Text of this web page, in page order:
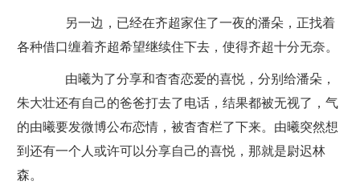
另一边，已经在齐超家住了一夜的潘朵，正找着
各种借口缠着齐超希望继续住下去，使得齐超十分无奈。
由曦为了分享和杳杳恋爱的喜悦，分别给潘朵，
朱大壮还有自己的爸爸打去了电话，结果都被无视了，气
的由曦要发微博公布恋情，被杳杳栏了下来。由曦突然想
到还有一个人或许可以分享自己的喜悦，那就是尉迟林
森。